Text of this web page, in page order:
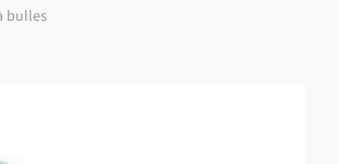
bulles